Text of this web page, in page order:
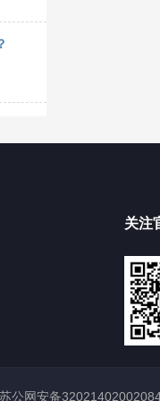
关注
苏公网安备